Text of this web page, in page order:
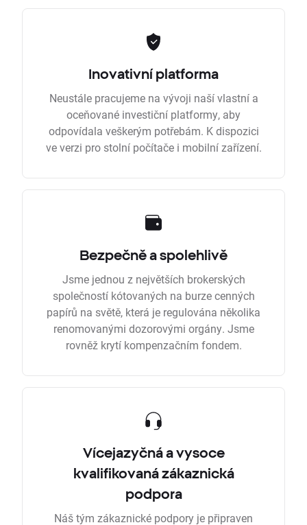
Inovativní platforma
Neustále pracujeme na vývoji naší vlastní a
oceňované investiční platformy, aby
odpovídala veškerým potřebám. K dispozici
ve verzi pro stolní počítače i mobilní zařízení.
Bezpečně a spolehlivě
Jsme jednou z největších brokerských
společností kótovaných na burze cenných
papírů na světě, která je regulována několika
renomovanými dozorovými orgány. Jsme
rovněž krytí kompenzačním fondem.
Vícejazyčná a vysoce
kvalifikovaná zákaznická
podpora
Náš tým zákaznické podpory je připraven